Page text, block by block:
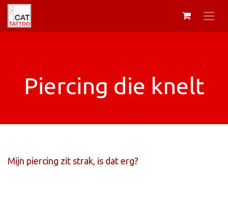
Piercing die knelt
Mijn piercing zit strak, is dat erg?